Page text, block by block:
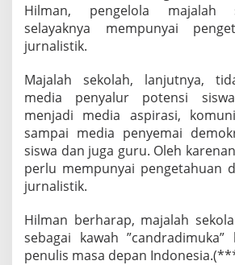
Hilman, pengelola majalah
selayaknya mempunyai
jurnalistik.
Majalah sekolah, lanjutnya,
media penyalur potensi
menjadi media aspirasi,
sampai media penyemai
siswa dan juga guru. Oleh
perlu mempunyai pengetahuan
jurnalistik.
Hilman berharap, majalah
sebagai kawah ”candradimuka”
penulis masa depan